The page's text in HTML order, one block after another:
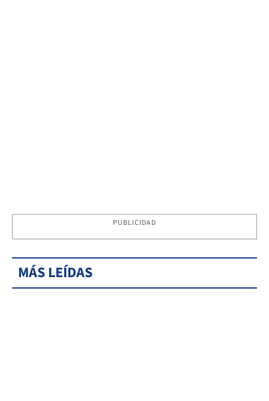
PUBLICIDAD
MÁS LEÍDAS